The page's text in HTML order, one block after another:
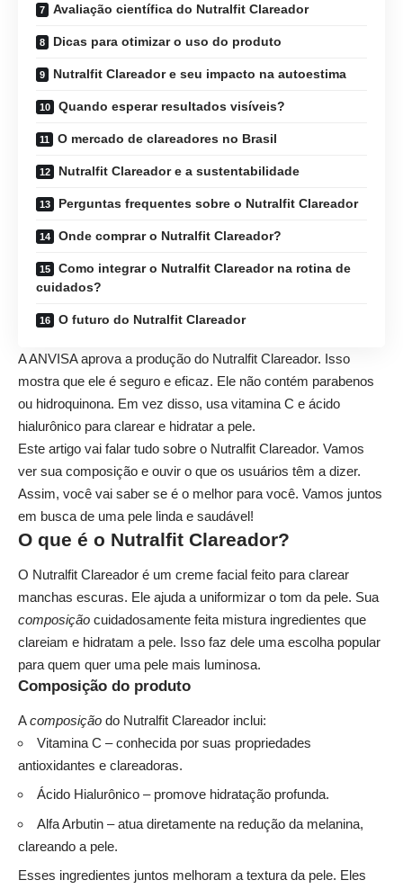
Avaliação científica do Nutralfit Clareador
Dicas para otimizar o uso do produto
Nutralfit Clareador e seu impacto na autoestima
Quando esperar resultados visíveis?
O mercado de clareadores no Brasil
Nutralfit Clareador e a sustentabilidade
Perguntas frequentes sobre o Nutralfit Clareador
Onde comprar o Nutralfit Clareador?
Como integrar o Nutralfit Clareador na rotina de
cuidados?
O futuro do Nutralfit Clareador
A ANVISA aprova a produção do Nutralfit Clareador. Isso
mostra que ele é seguro e eficaz. Ele não contém parabenos
ou hidroquinona. Em vez disso, usa vitamina C e ácido
hialurônico para clarear e hidratar a pele.
Este artigo vai falar tudo sobre o Nutralfit Clareador. Vamos
ver sua composição e ouvir o que os usuários têm a dizer.
Assim, você vai saber se é o melhor para você. Vamos juntos
em busca de uma pele linda e saudável!
O que é o Nutralfit Clareador?
O Nutralfit Clareador é um creme facial feito para clarear
manchas escuras. Ele ajuda a uniformizar o tom da pele. Sua
composição cuidadosamente feita mistura ingredientes que
clareiam e hidratam a pele. Isso faz dele uma escolha popular
para quem quer uma pele mais luminosa.
Composição do produto
Acomposição do Nutralfit Clareador inclui:
Vitamina C – conhecida por suas propriedades
antioxidantes e clareadoras.
Ácido Hialurônico – promove hidratação profunda.
Alfa Arbutin – atua diretamente na redução da melanina,
clareando a pele.
Esses ingredientes juntos melhoram a textura da pele. Eles